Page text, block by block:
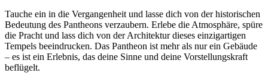
Tauche ein in die Vergangenheit und lasse dich von der historischen
Bedeutung des Pantheons verzaubern. Erlebe die Atmosphäre, spüre
die Pracht und lass dich von der Architektur dieses einzigartigen
Tempels beeindrucken. Das Pantheon ist mehr als nur ein Gebäude
– es ist ein Erlebnis, das deine Sinne und deine Vorstellungskraft
beflügelt.